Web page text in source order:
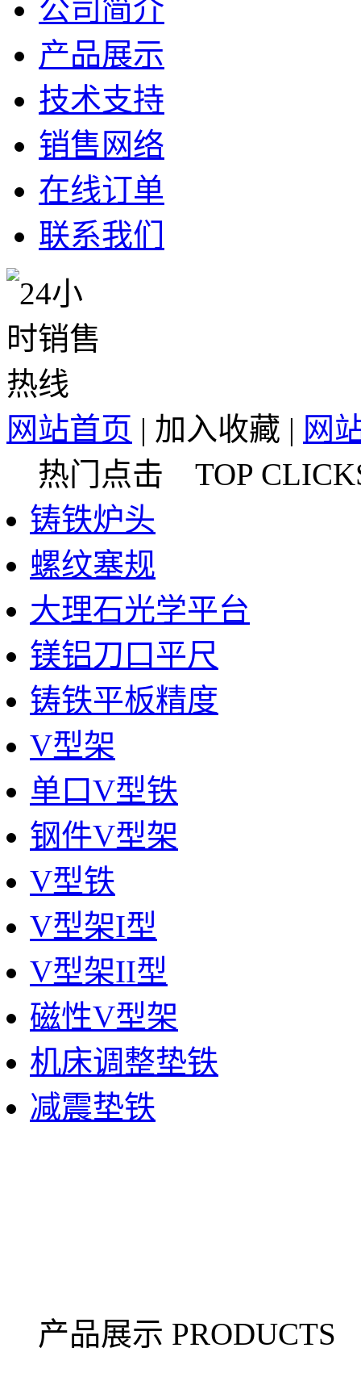
公司简介
产品展示
技术支持
销售网络
在线订单
联系我们
网站首页 | 加入收藏 | 网
热门点击 TOP
铸铁炉头
螺纹塞规
大理石光学平台
镁铝刀口平尺
铸铁平板精度
V型架
单口V型铁
钢件V型架
V型铁
V型架I型
V型架II型
磁性V型架
机床调整垫铁
减震垫铁
产品展示 PRODUCTS